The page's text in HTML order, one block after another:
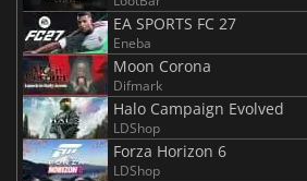
EA SPORTS FC 27
Eneba
Moon Corona
Difmark
Halo Campaign Evolved
LDShop
Forza Horizon 6
LDShop